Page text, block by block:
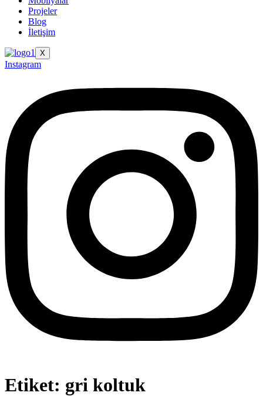
Projeler
Blog
İletişim
X
Instagram
Etiket: gri koltuk